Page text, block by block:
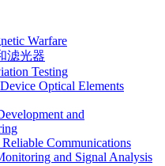
Warfare
滤光器
Testing
Optical Elements
and
Reliable Communications
and Signal Analysis